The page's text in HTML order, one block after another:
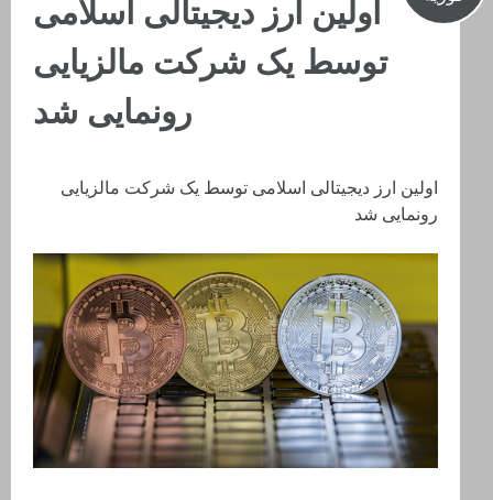
اولین ارز دیجیتالی اسلامی
توسط یک شرکت مالزیایی
رونمایی شد
اولین ارز دیجیتالی اسلامی توسط یک شرکت مالزیایی
رونمایی شد